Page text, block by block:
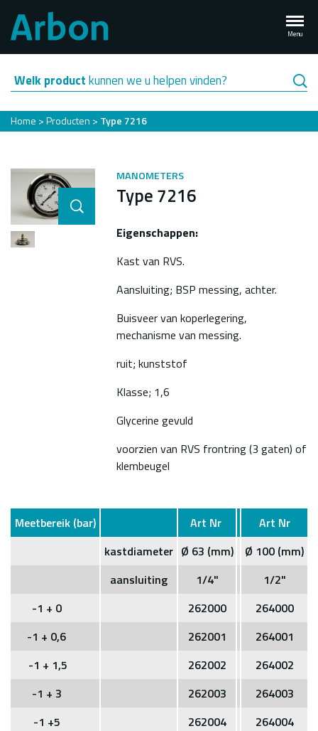
naar
de
inhoud
gaan
Menu
Welk productkunnen we u helpen vinden?
Kruimelpad
Home Producten Type 7216
MANOMETERS
Type 7216
Eigenschappen:
Kast van RVS.
Aansluiting; BSP messing, achter.
Buisveer van koperlegering,
mechanisme van messing.
ruit; kunststof
Klasse; 1,6
Glycerine gevuld
voorzien van RVS frontring (3 gaten) of
klembeugel
Meetbereik (bar) Art Nr
Art Nr
kastdiameter Ø 63 (mm)
Ø 100 (mm)
aansluiting
1/4"
1/2"
-1 + 0
262000
264000
-1 + 0,6
262001
264001
-1 + 1,5
262002
264002
-1 + 3
262003
264003
-1 +5
262004
264004